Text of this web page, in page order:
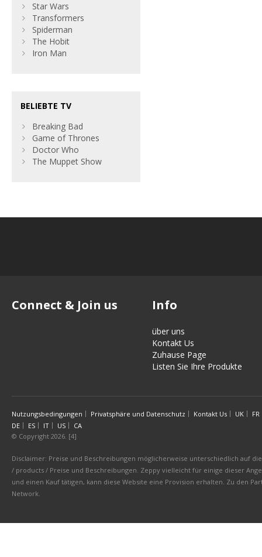
Star Wars
Transformers
Spiderman
The Hobit
Iron Man
BELIEBTE TV
Breaking Bad
Game of Thrones
Doctor Who
The Muppet Show
Connect & Join us Info
über uns
Kontakt Us
Zuhause Page
Listen Sie Ihre Produkte
Nutzungsbedingungen Privatsphäre und Datenschutz Kontakt Us UK
FR
DE
ES IT US
CA
© Copyright 2026. [4]
Disclaimer: Preise und Beschreibungen möglicherweise unterschiedlich auf
/ products / Preise und Beschreibungen. Zeppy vielleicht für einige dieser
und einen Kauf tätigen, kann diese Website eine Provision erhalten. Zu den
Network.